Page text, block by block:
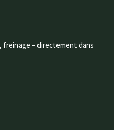
– directement dans